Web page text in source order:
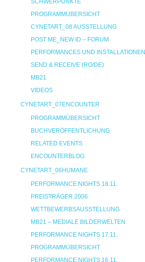
SCHWERPUNKTE
PROGRAMMÜBERSICHT
CYNETART_08 AUSSTELLUNG
POST ME_NEW ID – FORUM
PERFORMANCES UND INSTALLATIONEN
SEND & RECEIVE (RO/DE)
MB21
VIDEOS
CYNETART_07ENCOUNTER
PROGRAMMÜBERSICHT
BUCHVERÖFFENTLICHUNG
RELATED EVENTS
ENCOUNTERBLOG
CYNETART_06HUMANE
PERFORMANCE NIGHTS 18.11.
PREISTRÄGER 2006
WETTBEWERBSAUSSTELLUNG
MB21 – MEDIALE BILDERWELTEN
PERFORMANCE NIGHTS 17.11.
PROGRAMMÜBERSICHT
PERFORMANCE NIGHTS 16.11.